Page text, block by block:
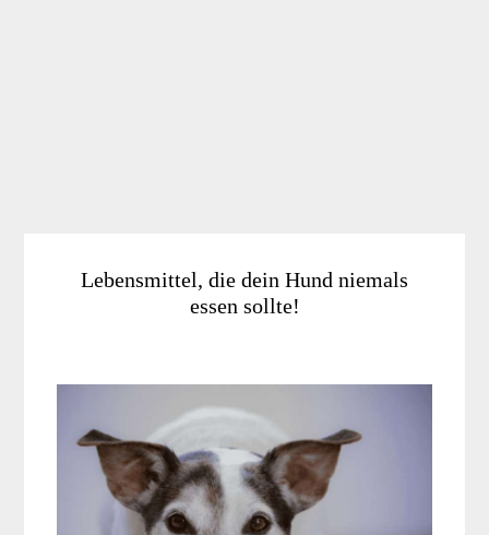
Lebensmittel, die dein Hund niemals
essen sollte!